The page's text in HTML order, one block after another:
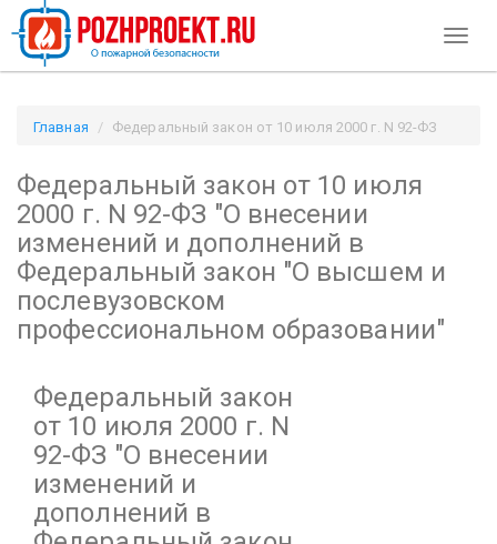
Главная
Федеральный закон от 10 июля 2000 г. N 92-ФЗ
"О высшем и послевузовском профессиональном
образовании" / Pozhproekt.ru
Федеральный закон от 10 июля
2000 г. N 92-ФЗ "О внесении
изменений и дополнений в
Федеральный закон "О высшем и
послевузовском
профессиональном образовании"
Федеральный закон
от 10 июля 2000 г. N
92-ФЗ "О внесении
изменений и
дополнений в